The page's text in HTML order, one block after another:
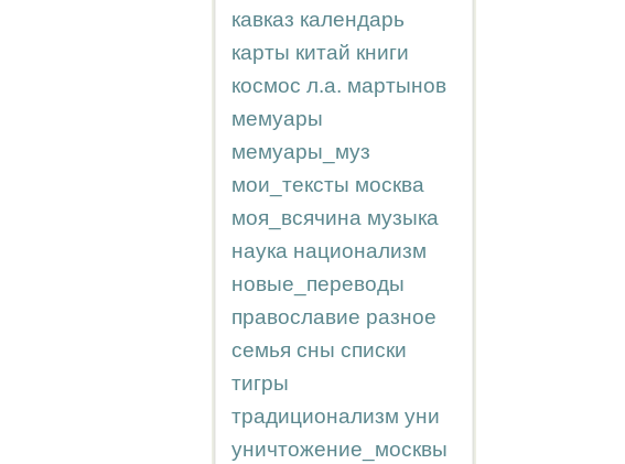
кавказ календарь
карты китай книги
космос л.а. мартынов
мемуары
мемуары_муз
мои_тексты москва
моя_всячина музыка
наука национализм
новые_переводы
православие разное
семья сны списки
тигры
традиционализм уни
уничтожение_москвы